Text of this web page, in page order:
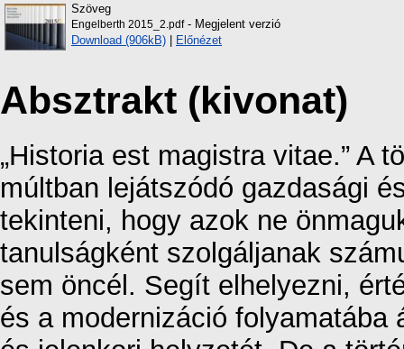
Szöveg
Engelberth 2015_2.pdf- Megjelent verzió
Download (906kB) | Előnézet
Absztrakt (kivonat)
„Historia est magistra vitae.” A
múltban lejátszódó gazdasági
tekinteni, hogy azok ne
tanulságként szolgáljanak
sem öncél. Segít elhelyezni,
és a modernizáció folyamatába